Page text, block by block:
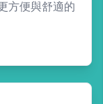
方便與舒適的